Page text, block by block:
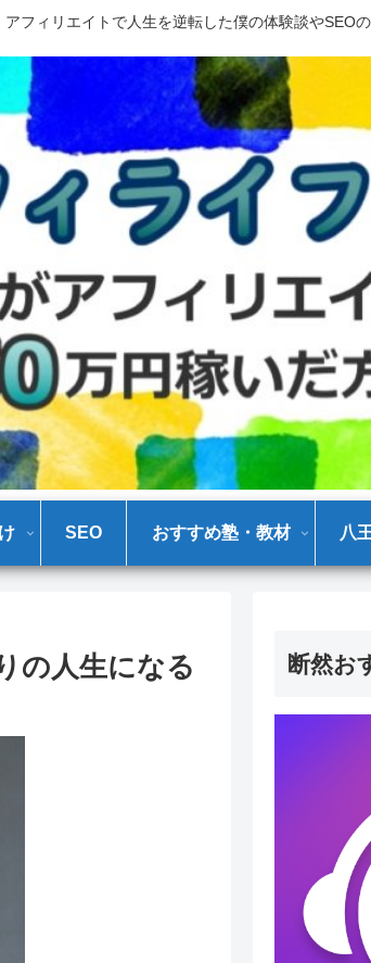
ィリエイトで人生を逆転した僕の体験談やSEOの
SEO おすすめ塾・教材 八
の人生になる
断然お